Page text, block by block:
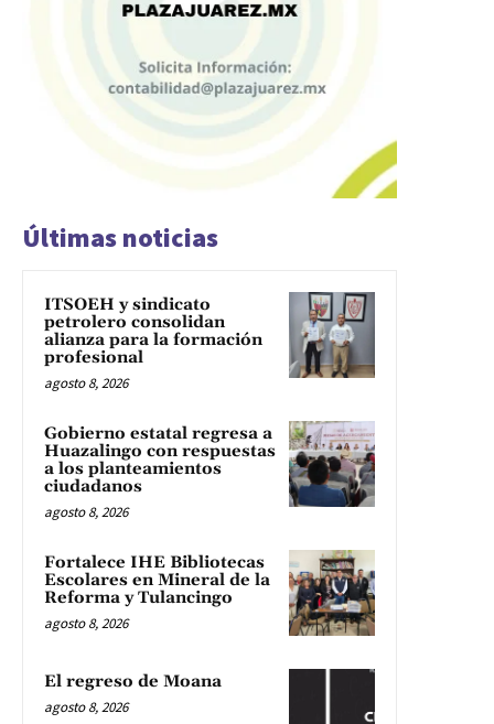
Últimas noticias
ITSOEH y sindicato
petrolero consolidan
alianza para la formación
profesional
agosto 8, 2026
Gobierno estatal regresa a
Huazalingo con respuestas
a los planteamientos
ciudadanos
agosto 8, 2026
Fortalece IHE Bibliotecas
Escolares en Mineral de la
Reforma y Tulancingo
agosto 8, 2026
El regreso de Moana
agosto 8, 2026